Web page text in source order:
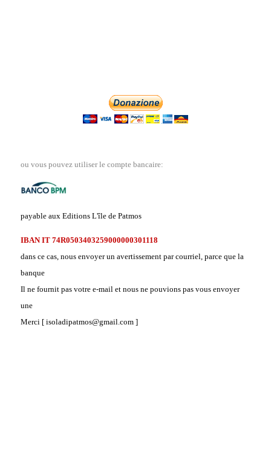
ou vous pouvez utiliser le compte bancaire:
payable aux Editions L'île de Patmos
IBAN IT 74R0503403259000000301118
dans ce cas, nous envoyer un avertissement par courriel, parce que la
banque
Il ne fournit pas votre e-mail et nous ne pouvions pas vous envoyer
une
Merci [ isoladipatmos@gmail.com ]